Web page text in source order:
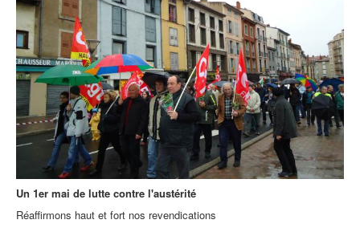
Un 1er mai de lutte contre l'austérité
Réaffirmons haut et fort nos revendications